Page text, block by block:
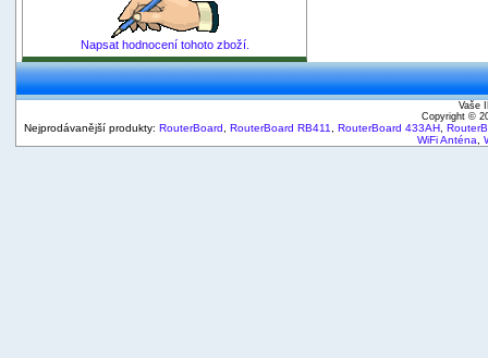
Napsat hodnocení tohoto zboží.
Vaše
Copyright ©
Nejprodávanější produkty: RouterBoard RouterBoard RB411 RouterBoard 433AH
WiFi Anténa